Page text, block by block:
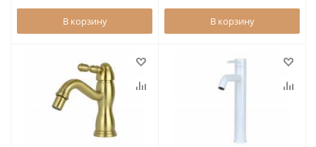
В корзину В корзину